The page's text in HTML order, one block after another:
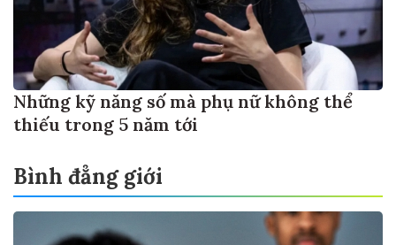
Những kỹ năng số mà phụ nữ không thể
thiếu trong 5 năm tới
Bình đẳng giới